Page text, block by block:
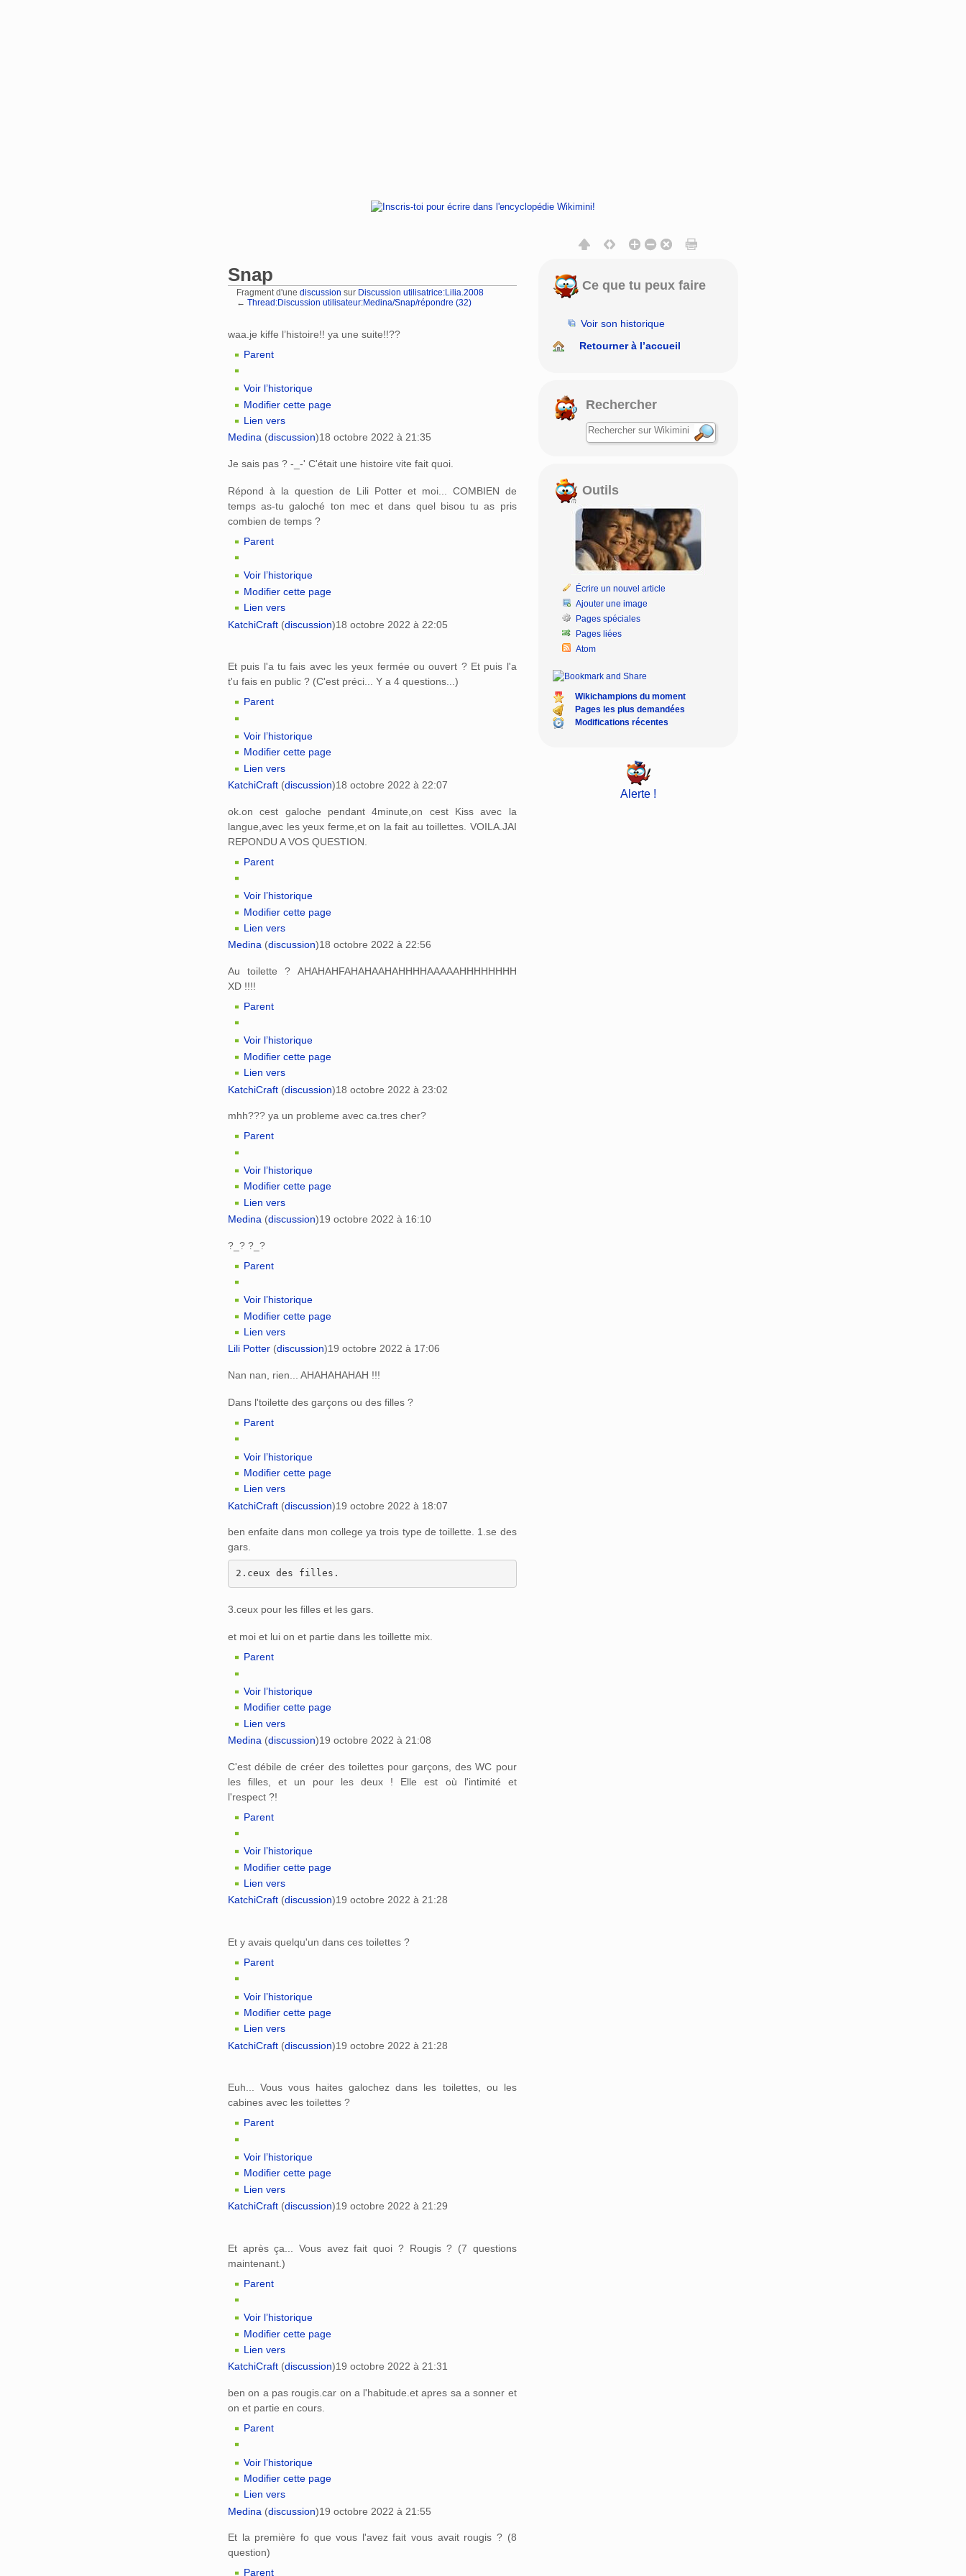
Snap
Fragment d'une discussion sur Discussion utilisatrice:Lilia.2008
← Thread:Discussion utilisateur:Medina/Snap/répondre (32)
waa.je kiffe l’histoire!! ya une suite!!??
Parent
Voir l’historique
Modifier cette page
Lien vers
Medina (discussion)18 octobre 2022 à 21:35
Je sais pas ? -_-' C'était une histoire vite fait quoi.
Répond à la question de Lili Potter et moi... COMBIEN de
temps as-tu galoché ton mec et dans quel bisou tu as pris
combien de temps ?
Parent
Voir l’historique
Modifier cette page
Lien vers
KatchiCraft (discussion)18 octobre 2022 à 22:05
Et puis l'a tu fais avec les yeux fermée ou ouvert ? Et puis l'a
t'u fais en public ? (C'est préci... Y a 4 questions...)
Parent
Voir l’historique
Modifier cette page
Lien vers
KatchiCraft (discussion)18 octobre 2022 à 22:07
ok.on cest galoche pendant 4minute,on cest Kiss avec la
langue,avec les yeux ferme,et on la fait au toillettes. VOILA.JAI
REPONDU A VOS QUESTION.
Parent
Voir l’historique
Modifier cette page
Lien vers
Medina (discussion)18 octobre 2022 à 22:56
Au toilette ? AHAHAHFAHAHAAHAHHHHAAAAAHHHHHHHH
XD !!!!
Parent
Voir l’historique
Modifier cette page
Lien vers
KatchiCraft (discussion)18 octobre 2022 à 23:02
mhh??? ya un probleme avec ca.tres cher?
Parent
Voir l’historique
Modifier cette page
Lien vers
Medina (discussion)19 octobre 2022 à 16:10
?_? ?_?
Parent
Voir l’historique
Modifier cette page
Lien vers
Lili Potter (discussion)19 octobre 2022 à 17:06
Nan nan, rien... AHAHAHAHAH !!!
Dans l'toilette des garçons ou des filles ?
Parent
Voir l’historique
Modifier cette page
Lien vers
KatchiCraft (discussion)19 octobre 2022 à 18:07
ben enfaite dans mon college ya trois type de toillette. 1.se des
gars.
3.ceux pour les filles et les gars.
et moi et lui on et partie dans les toillette mix.
Parent
Voir l’historique
Modifier cette page
Lien vers
Medina (discussion)19 octobre 2022 à 21:08
C'est débile de créer des toilettes pour garçons, des WC pour
les filles, et un pour les deux ! Elle est où l'intimité et
l'respect ?!
Parent
Voir l’historique
Modifier cette page
Lien vers
KatchiCraft (discussion)19 octobre 2022 à 21:28
Et y avais quelqu'un dans ces toilettes ?
Parent
Voir l’historique
Modifier cette page
Lien vers
KatchiCraft (discussion)19 octobre 2022 à 21:28
Euh... Vous vous haites galochez dans les toilettes, ou les
cabines avec les toilettes ?
Parent
Voir l’historique
Modifier cette page
Lien vers
KatchiCraft (discussion)19 octobre 2022 à 21:29
Et après ça... Vous avez fait quoi ? Rougis ? (7 questions
maintenant.)
Parent
Voir l’historique
Modifier cette page
Lien vers
KatchiCraft (discussion)19 octobre 2022 à 21:31
ben on a pas rougis.car on a l'habitude.et apres sa a sonner et
on et partie en cours.
Parent
Voir l’historique
Modifier cette page
Lien vers
Medina (discussion)19 octobre 2022 à 21:55
Et la première fo que vous l'avez fait vous avait rougis ? (8
question)
Parent
Ce que tu peux faire
Voir son historique
Retourner à l’accueil
Rechercher
Outils
Écrire un nouvel article
Ajouter une image
Pages spéciales
Pages liées
Atom
Wikichampions du moment
Pages les plus demandées
Modifications récentes
Alerte !